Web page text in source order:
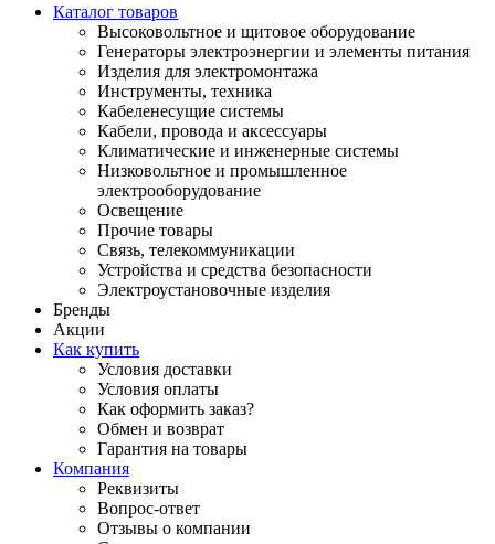
Каталог товаров
Высоковольтное и щитовое оборудование
Генераторы электроэнергии и элементы питания
Изделия для электромонтажа
Инструменты, техника
Кабеленесущие системы
Кабели, провода и аксессуары
Климатические и инженерные системы
Низковольтное и промышленное
электрооборудование
Освещение
Прочие товары
Связь, телекоммуникации
Устройства и средства безопасности
Электроустановочные изделия
Бренды
Акции
Как купить
Условия доставки
Условия оплаты
Как оформить заказ?
Обмен и возврат
Гарантия на товары
Компания
Реквизиты
Вопрос-ответ
Отзывы о компании